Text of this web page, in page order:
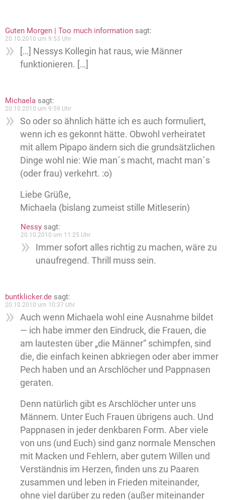
Guten Morgen | Too much information sagt:
20.10.2010 um 9:53 Uhr
[…] Nessys Kollegin hat raus, wie Männer
funktionieren. […]
Michaela sagt:
20.10.2010 um 9:59 Uhr
So oder so ähnlich hätte ich es auch formuliert,
wenn ich es gekonnt hätte. Obwohl verheiratet
mit allem Pipapo ändern sich die grundsätzlichen
Dinge wohl nie: Wie man´s macht, macht man´s
(oder frau) verkehrt. :o)
Liebe Grüße,
Michaela (bislang zumeist stille Mitleserin)
Nessy sagt:
20.10.2010 um 11:25 Uhr
Immer sofort alles richtig zu machen, wäre zu
unaufregend. Thrill muss sein.
buntklicker.de sagt:
20.10.2010 um 10:37 Uhr
Auch wenn Michaela wohl eine Ausnahme bildet
— ich habe immer den Eindruck, die Frauen, die
am lautesten über „die Männer“ schimpfen, sind
die, die einfach keinen abkriegen oder aber immer
Pech haben und an Arschlöcher und Pappnasen
geraten.
Denn natürlich gibt es Arschlöcher unter uns
Männern. Unter Euch Frauen übrigens auch. Und
Pappnasen in jeder denkbaren Form. Aber viele
von uns (und Euch) sind ganz normale Menschen
mit Macken und Fehlern, aber gutem Willen und
Verständnis im Herzen, finden uns zu Paaren
zusammen und leben in Frieden miteinander,
ohne viel darüber zu reden (außer miteinander